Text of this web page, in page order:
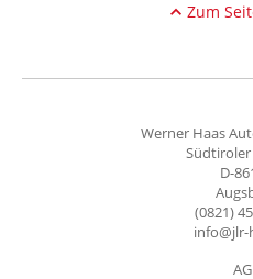
Zum
Werner Haas
Südtiroler
D-
(0821)
info@jlr-